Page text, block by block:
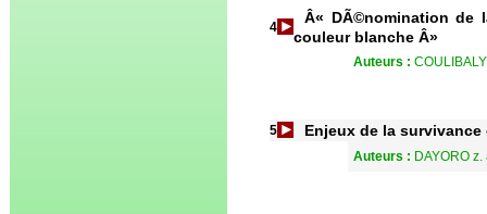
4
Â« DÃ©nomination de
couleur blanche Â»
Auteurs :
5 Enjeux de la
Auteurs : DAYORO